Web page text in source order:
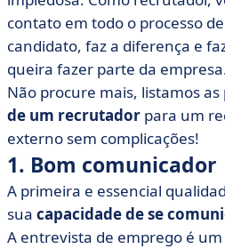
• 4. Curiosidade
• 5. Sedutor
• 6. Organização
• 7. Capacidade de adaptação
• 8. Cauteloso (mas não muito
• 9. Boa rede de contatos
• 10. Persevere
contato em todo o processo
candidato, faz a diferença e
queira fazer parte da
Não procure mais, listamos as
de um recrutador para um
externo sem complicações!
1. Bom comunicador
A primeira e essencial
sua capacidade de se
A entrevista de emprego é